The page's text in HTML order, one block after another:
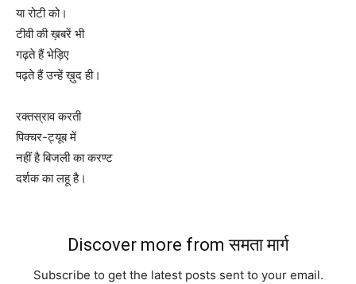
या रोटी को।
टीवी की ख़बरें भी
गढ़ते हैं भेड़िए
पढ़ते हैं उन्हें ख़ुद ही।
रक्तस्राव करती
पिक्चर-ट्यूब में
नहीं है बिजली का करण्ट
दर्शक का लहू है।
Discover more from समता मार्ग
Subscribe to get the latest posts sent to your email.